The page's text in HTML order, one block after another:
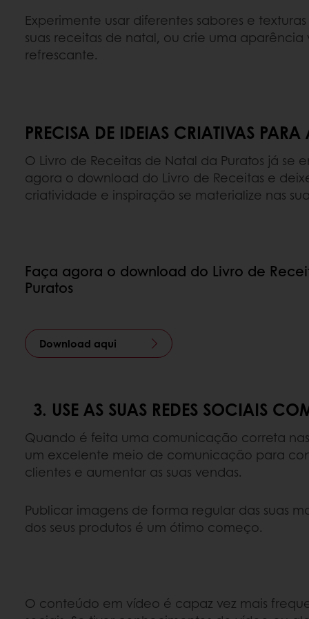
Experimente usar diferentes sabores e
suas receitas de natal, ou crie uma aparência
refrescante.
PRECISA DE IDEIAS CRIATIVAS PARA
O Livro de Receitas de Natal da Puratos já se
agora o download do Livro de Receitas e
criatividade e inspiração se materialize nas
Faça agora o download do Livro de
Puratos
Download aqui
3. USE AS SUAS REDES SOCIAIS
Quando é feita uma comunicação correta
um excelente meio de comunicação para
clientes e aumentar as suas vendas.
Publicar imagens de forma regular das suas
dos seus produtos é um ótimo começo.
O conteúdo em vídeo é capaz vez mais